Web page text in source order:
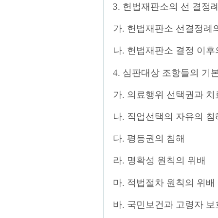
3. 헌법재판소의 선 결정
가. 헌법재판소 선결정례
나. 헌법재판소 결정 이
4. 심판대상 조항들의 기
가. 의료행위 선택권과
나. 직업선택의 자유의 침
다. 평등권의 침해
라. 명확성 원칙의 위배
마. 적법절차 원칙의 위배
바. 국민보건과 고령자